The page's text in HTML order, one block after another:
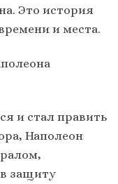
Это история
и места.
и стал править
Наполеон
защиту